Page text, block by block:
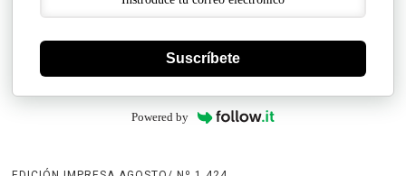
Suscríbete
Powered by